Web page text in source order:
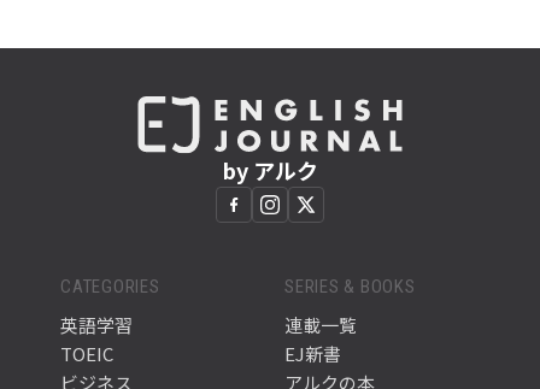
by アルク
CATEGORIES
英語学習
TOEIC
ビジネス
SERIES & BOOKS
連載一覧
EJ新書
アルクの本